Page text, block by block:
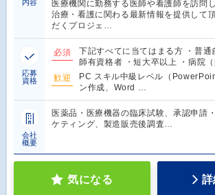
内容
医療機関に勤務する医師や看護師を訪問
治療・看護に関わる最新情報を提供して
だくプロジェ…
応募
資格
必須
下記すべてに当てはまる方 ・普通
師有資格者 ・短大卒以上 ・病院
歓迎
PC スキル中級レベル（
ン作成、Word …
会社
概要
医薬品・医療機器の臨床試験、承認申請
ケティング、製造販売後調査…
気になる